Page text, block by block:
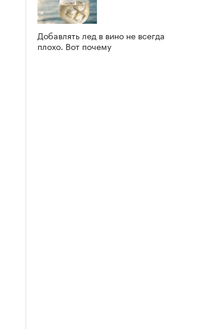
Добавлять лед в вино не всегда
плохо. Вот почему